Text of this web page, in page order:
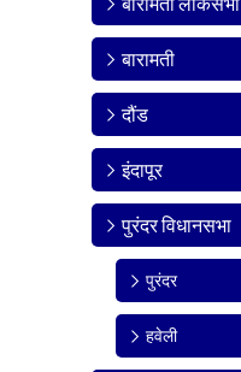
बारामती
दौंड
इंदापूर
पुरंदर विधानसभा
पुरंदर
हवेली